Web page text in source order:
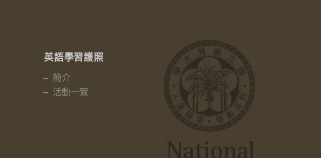
英語學習護照
簡介
活動一覽